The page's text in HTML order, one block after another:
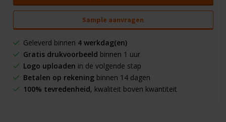
Sample aanvragen
Geleverd binnen 4 werkdag(en)
Gratis drukvoorbeeld binnen 1 uur
Logo uploaden in de volgende stap
Betalen op rekeningbinnen 14 dagen
100% tevredenheid, kwaliteit boven kwantiteit